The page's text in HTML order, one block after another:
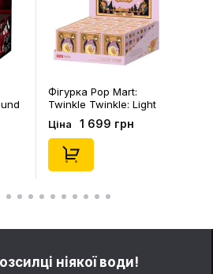
Фігурка Pop Mart:
Twinkle Twinkle: Light
Up: Scene Sets Series
(Blind Box: 1 з 10)
(Secret Edition),
(21372)
Ціна 1 699 грн
ніякої води!